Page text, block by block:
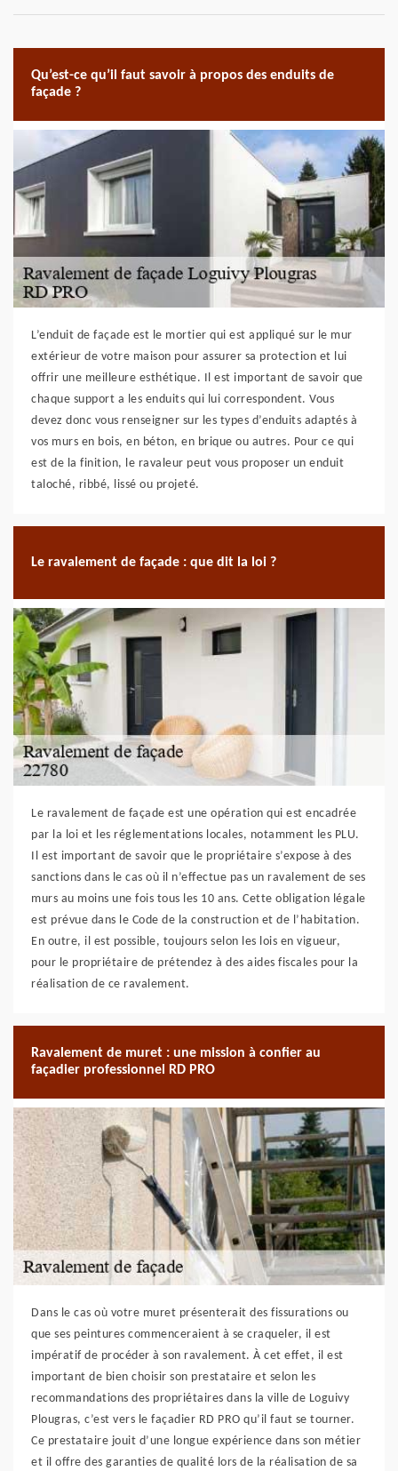
Qu’est-ce qu’il faut savoir à propos des enduits de
façade ?
L’enduit de façade est le mortier qui est appliqué sur le mur
extérieur de votre maison pour assurer sa protection et lui
offrir une meilleure esthétique. Il est important de savoir que
chaque support a les enduits qui lui correspondent. Vous
devez donc vous renseigner sur les types d’enduits adaptés à
vos murs en bois, en béton, en brique ou autres. Pour ce qui
est de la finition, le ravaleur peut vous proposer un enduit
taloché, ribbé, lissé ou projeté.
Le ravalement de façade : que dit la loi ?
Le ravalement de façade est une opération qui est encadrée
par la loi et les réglementations locales, notamment les PLU.
Il est important de savoir que le propriétaire s’expose à des
sanctions dans le cas où il n’effectue pas un ravalement de ses
murs au moins une fois tous les 10 ans. Cette obligation légale
est prévue dans le Code de la construction et de l’habitation.
En outre, il est possible, toujours selon les lois en vigueur,
pour le propriétaire de prétendez à des aides fiscales pour la
réalisation de ce ravalement.
Ravalement de muret : une mission à confier au
façadier professionnel RD PRO
Dans le cas où votre muret présenterait des fissurations ou
que ses peintures commenceraient à se craqueler, il est
impératif de procéder à son ravalement. À cet effet, il est
important de bien choisir son prestataire et selon les
recommandations des propriétaires dans la ville de Loguivy
Plougras, c’est vers le façadier RD PRO qu’il faut se tourner.
Ce prestataire jouit d’une longue expérience dans son métier
et il offre des garanties de qualité lors de la réalisation de sa